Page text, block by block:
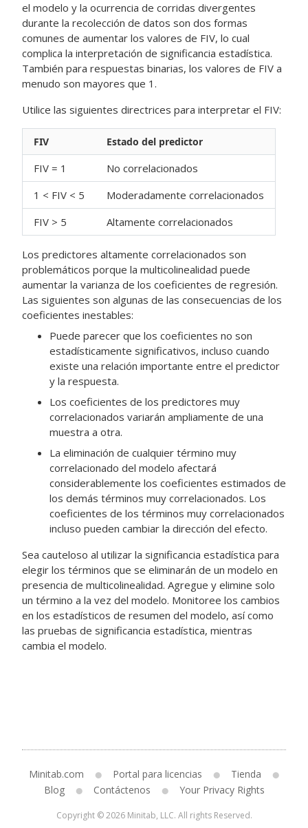
el modelo y la ocurrencia de corridas divergentes
durante la recolección de datos son dos formas
comunes de aumentar los valores de FIV, lo cual
complica la interpretación de significancia estadística.
También para respuestas binarias, los valores de FIV a
menudo son mayores que 1.
Utilice las siguientes directrices para interpretar el FIV:
FIV Estado del predictor
FIV = 1
No correlacionados
1 < FIV < 5
Moderadamente correlacionados
FIV > 5
Altamente correlacionados
Los predictores altamente correlacionados son
problemáticos porque la multicolinealidad puede
aumentar la varianza de los coeficientes de regresión.
Las siguientes son algunas de las consecuencias de los
coeficientes inestables:
Puede parecer que los coeficientes no son
estadísticamente significativos, incluso cuando
existe una relación importante entre el predictor
y la respuesta.
Los coeficientes de los predictores muy
correlacionados variarán ampliamente de una
muestra a otra.
La eliminación de cualquier término muy
correlacionado del modelo afectará
considerablemente los coeficientes estimados de
los demás términos muy correlacionados. Los
coeficientes de los términos muy correlacionados
incluso pueden cambiar la dirección del efecto.
Sea cauteloso al utilizar la significancia estadística para
elegir los términos que se eliminarán de un modelo en
presencia de multicolinealidad. Agregue y elimine solo
un término a la vez del modelo. Monitoree los cambios
en los estadísticos de resumen del modelo, así como
las pruebas de significancia estadística, mientras
cambia el modelo.
Minitab.com Portal para licencias
Tienda
Blog
Contáctenos Your Privacy Rights
Copyright © 2026 Minitab, LLC. All rights Reserved.